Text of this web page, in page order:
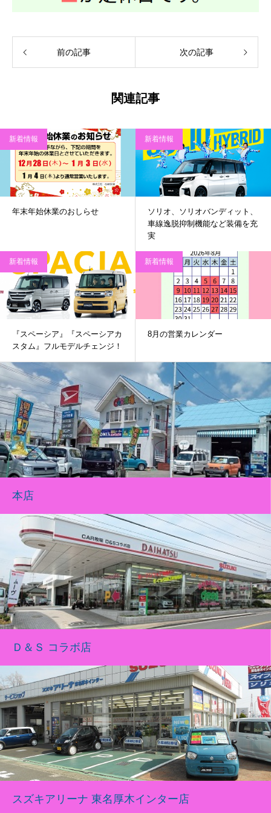
前の記事 次の記事
関連記事
新着情報
年末年始休業のおしらせ
新着情報
ソリオ、ソリオバンディット、
車線逸脱抑制機能など装備を充
実
新着情報
『スペーシア』『スペーシアカ
スタム』フルモデルチェンジ！
新着情報
8月の営業カレンダー
本店
Ｄ＆Ｓ コラボ店
スズキアリーナ 東名厚木インター店